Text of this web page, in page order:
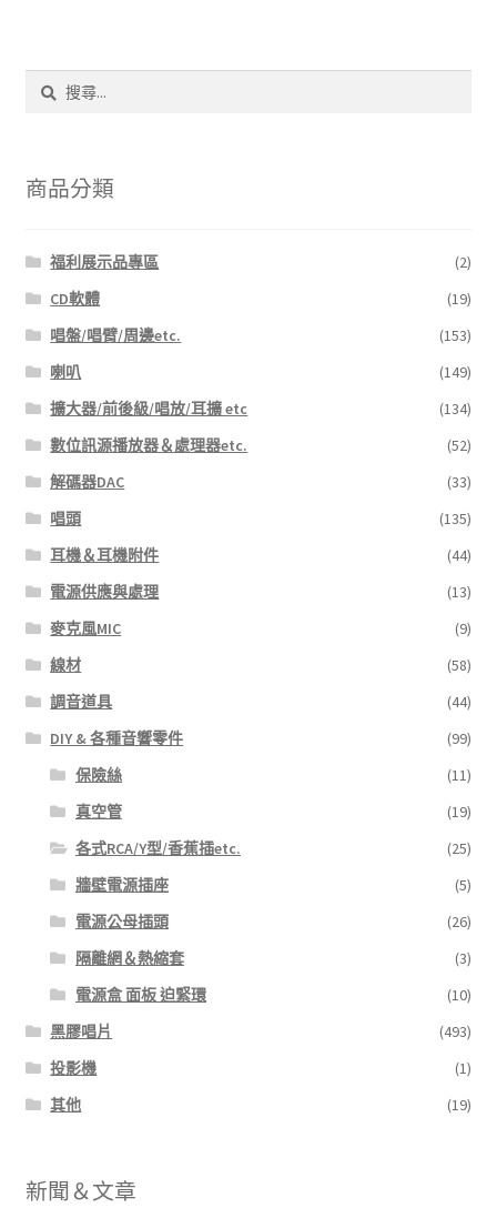
字:
商品分類
福利展示品專區
(2)
CD軟體
(19)
唱盤/唱臂/周邊etc.
(153)
喇叭
(149)
擴大器/前後級/唱放/耳擴 etc
(134)
數位訊源播放器＆處理器etc.
(52)
解碼器DAC
(33)
唱頭
(135)
耳機＆耳機附件
(44)
電源供應與處理
(13)
麥克風MIC
(9)
線材
(58)
調音道具
(44)
DIY & 各種音響零件
(99)
保險絲
(11)
真空管
(19)
各式RCA/Y型/香蕉插etc.
(25)
牆壁電源插座
(5)
電源公母插頭
(26)
隔離網＆熱縮套
(3)
電源盒 面板 迫緊環
(10)
黑膠唱片
(493)
投影機
(1)
其他
(19)
新聞＆文章